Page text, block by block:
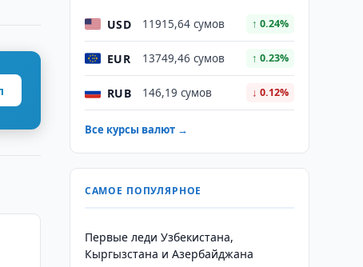
USD 11915,64 сумов ↑ 0.24%
EUR 13749,46 сумов ↑ 0.23%
RUB 146,19 сумов ↓ 0.12%
Все курсы валют →
САМОЕ ПОПУЛЯРНОЕ
Первые леди Узбекистана,
Кыргызстана и Азербайджана